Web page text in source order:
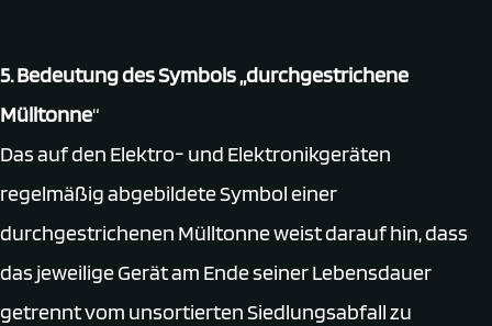
5. Bedeutung des Symbols „durchgestrichene
Mülltonne“
Das auf den Elektro- und Elektronikgeräten
regelmäßig abgebildete Symbol einer
durchgestrichenen Mülltonne weist darauf hin, dass
das jeweilige Gerät am Ende seiner Lebensdauer
getrennt vom unsortierten Siedlungsabfall zu